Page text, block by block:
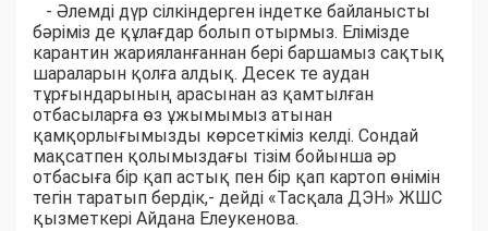
- Әлемді дүр сілкіндерген індетке байланысты
бәріміз де құлағдар болып отырмыз. Елімізде
карантин жарияланғаннан бері баршамыз сақтық
шараларын қолға алдық. Десек те аудан
тұрғындарының арасынан аз қамтылған
отбасыларға өз ұжымымыз атынан
қамқорлығымызды көрсеткіміз келді. Сондай
мақсатпен қолымыздағы тізім бойынша әр
отбасыға бір қап астық пен бір қап картоп өнімін
тегін таратып бердік,- дейді «Тасқала ДЭН» ЖШС
қызметкері Айдана Елеукенова.